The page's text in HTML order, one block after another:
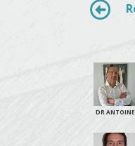
DR ANTOINE